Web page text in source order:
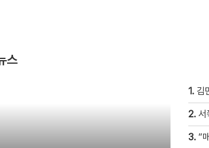
스
1. 김
2. 서
3. “